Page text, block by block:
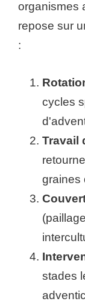
organismes
repose sur
:
cycles
Travail
graines
stades